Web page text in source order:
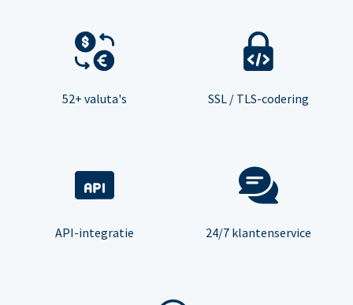
52+ valuta's SSL / TLS-codering
API-integratie 24/7 klantenservice